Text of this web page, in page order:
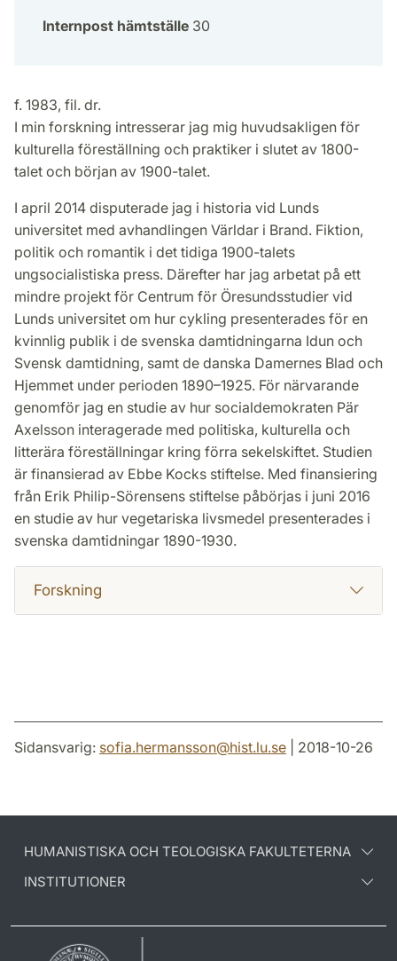
Internpost hämtställe 30
f. 1983, fil. dr.
I min forskning intresserar jag mig huvudsakligen för
kulturella föreställning och praktiker i slutet av 1800-
talet och början av 1900-talet.
I april 2014 disputerade jag i historia vid Lunds
universitet med avhandlingen Världar i Brand. Fiktion,
politik och romantik i det tidiga 1900-talets
ungsocialistiska press. Därefter har jag arbetat på ett
mindre projekt för Centrum för Öresundsstudier vid
Lunds universitet om hur cykling presenterades för en
kvinnlig publik i de svenska damtidningarna Idun och
Svensk damtidning, samt de danska Damernes Blad och
Hjemmet under perioden 1890–1925. För närvarande
genomför jag en studie av hur socialdemokraten Pär
Axelsson interagerade med politiska, kulturella och
litterära föreställningar kring förra sekelskiftet. Studien
är finansierad av Ebbe Kocks stiftelse. Med finansiering
från Erik Philip-Sörensens stiftelse påbörjas i juni 2016
en studie av hur vegetariska livsmedel presenterades i
svenska damtidningar 1890-1930.
Forskning
Sidansvarig: sofia.hermansson@hist.lu.se | 2018-10-26
HUMANISTISKA OCH TEOLOGISKA FAKULTETERNA
INSTITUTIONER